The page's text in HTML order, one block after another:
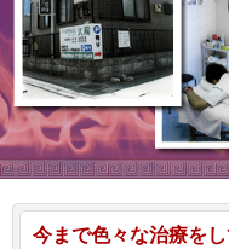
今まで色々な治療を